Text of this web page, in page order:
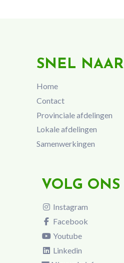
SNEL NAAR
Home
Contact
Provinciale afdelingen
Lokale afdelingen
Samenwerkingen
VOLG ONS
Instagram
Facebook
Youtube
Linkedin